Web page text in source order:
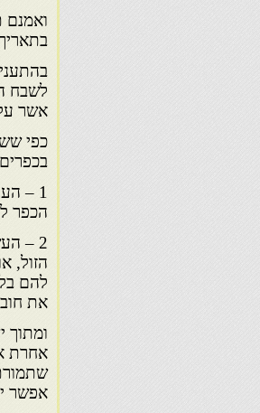
ואמנם
בתאריך 10/11/
לשבח
אשר
כפי
1 –
הכפר
2 –
הזול,
להם
את
ומתוך
אחרת
אפשר